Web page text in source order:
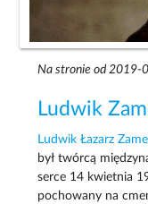
Na stronie od 2019-
Ludwik
Ludwik Łazarz
był twórcą
serce 14 kwietnia
pochowany na